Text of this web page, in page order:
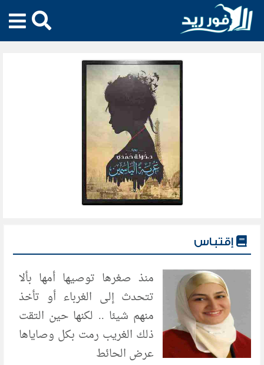
إقتباس
منذ صغرها توصيها أمها بألا
تتحدث إلى الغرباء أو تأخذ
منهم شيئا .. لكنها حين التقت
ذلك الغريب رمت بكل وصاياها
عرض الحائط